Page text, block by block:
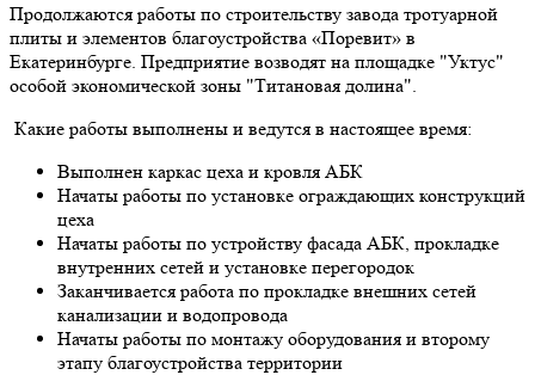
Продолжаются работы по строительству завода тротуарной
плиты и элементов благоустройства «Поревит» в
Екатеринбурге. Предприятие возводят на площадке "Уктус"
особой экономической зоны "Титановая долина".
Какие работы выполнены и ведутся в настоящее время:
Выполнен каркас цеха и кровля АБК
Начаты работы по установке ограждающих конструкций
цеха
Начаты работы по устройству фасада АБК, прокладке
внутренних сетей и установке перегородок
Заканчивается работа по прокладке внешних сетей
канализации и водопровода
Начаты работы по монтажу оборудования и второму
этапу благоустройства территории